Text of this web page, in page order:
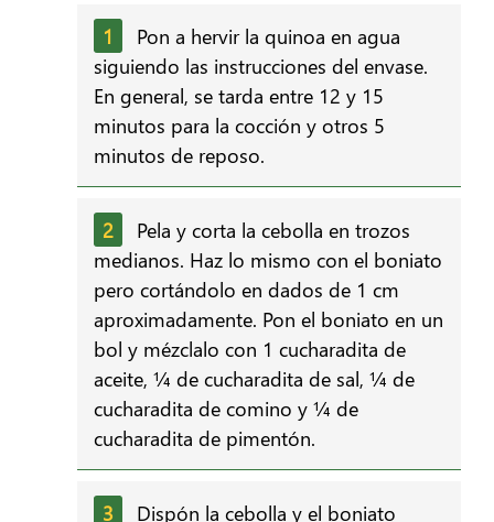
Pon a hervir la quinoa en agua
siguiendo las instrucciones del envase.
En general, se tarda entre 12 y 15
minutos para la cocción y otros 5
minutos de reposo.
Pela y corta la cebolla en trozos
medianos. Haz lo mismo con el boniato
pero cortándolo en dados de 1 cm
aproximadamente. Pon el boniato en un
bol y mézclalo con 1 cucharadita de
aceite, ¼ de cucharadita de sal, ¼ de
cucharadita de comino y ¼ de
cucharadita de pimentón.
Dispón la cebolla y el boniato